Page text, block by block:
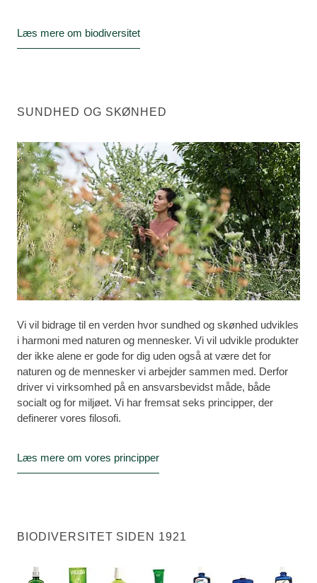
Læs mere om biodiversitet
SUNDHED OG SKØNHED
Vi vil bidrage til en verden hvor sundhed og skønhed udvikles
i harmoni med naturen og mennesker. Vi vil udvikle produkter
der ikke alene er gode for dig uden også at være det for
naturen og de mennesker vi arbejder sammen med. Derfor
driver vi virksomhed på en ansvarsbevidst måde, både
socialt og for miljøet. Vi har fremsat seks principper, der
definerer vores filosofi.
Læs mere om vores principper
BIODIVERSITET SIDEN 1921